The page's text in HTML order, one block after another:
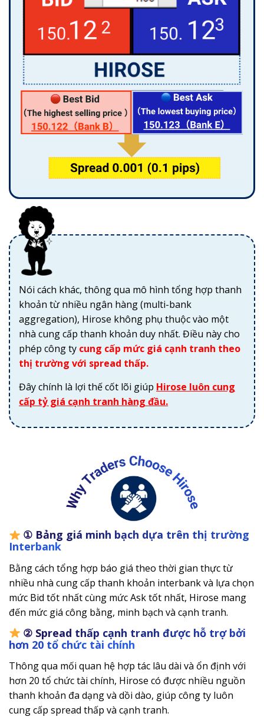
Nói cách khác, thông qua mô hình tổng hợp thanh
khoản từ nhiều ngân hàng (multi-bank
aggregation), Hirose không phụ thuộc vào một
nhà cung cấp thanh khoản duy nhất. Điều này cho
phép công ty cung cấp mức giá cạnh tranh theo
thị trường với spread thấp.
Đây chính là lợi thế cốt lõi giúp Hirose luôn cung
cấp tỷ giá cạnh tranh hàng đầu.
① Bảng giá minh bạch dựa trên thị trường
Interbank
Bằng cách tổng hợp báo giá theo thời gian thực từ
nhiều nhà cung cấp thanh khoản interbank và lựa chọn
mức Bid tốt nhất cùng mức Ask tốt nhất, Hirose mang
đến mức giá công bằng, minh bạch và cạnh tranh.
② Spread thấp cạnh tranh được hỗ trợ bởi
hơn 20 tổ chức tài chính
Thông qua mối quan hệ hợp tác lâu dài và ổn định với
hơn 20 tổ chức tài chính, Hirose có được nhiều nguồn
thanh khoản đa dạng và dồi dào, giúp công ty luôn
cung cấp spread thấp và cạnh tranh.